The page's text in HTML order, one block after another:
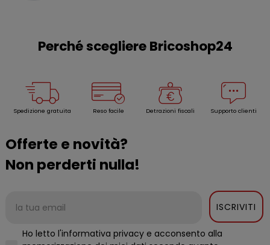
Perché scegliere Bricoshop24
Spedizione gratuita Reso facile Detrazioni fiscali Supporto clienti
Offerte e novità?
Non perderti nulla!
ISCRIVITI
Ho letto l'informativa privacy e acconsento alla